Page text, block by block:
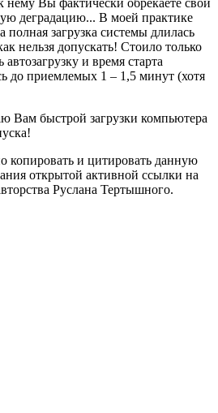
деградацию... В моей практике
полная загрузка системы длилась
нельзя допускать! Стоило только
и время старта
до приемлемых 1 – 1,5 минут (хотя
Вам быстрой загрузки компьютера
копировать и цитировать данную
открытой активной ссылки на
Руслана Тертышного.